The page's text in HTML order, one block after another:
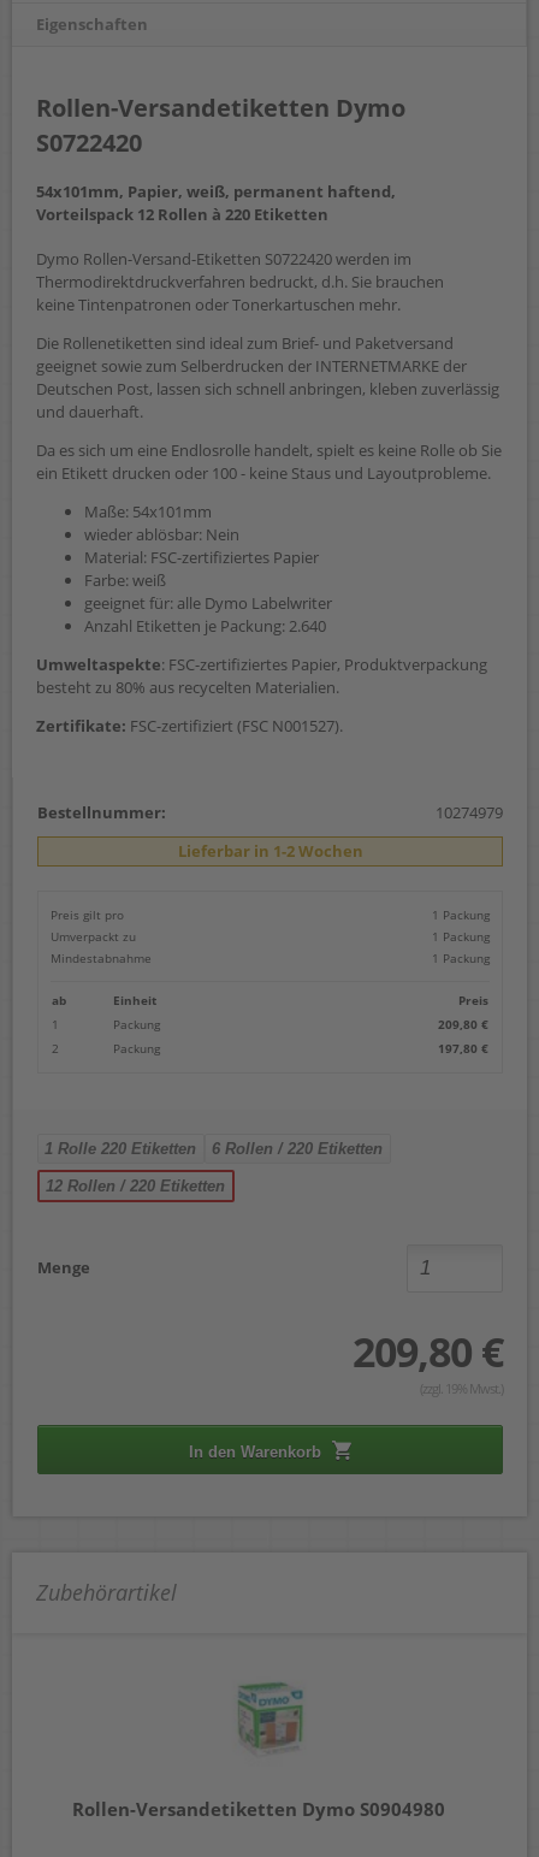
Eigenschaften
Rollen-Versandetiketten Dymo
S0722420
54x101mm, Papier, weiß, permanent haftend,
Vorteilspack 12 Rollen à 220 Etiketten
Dymo Rollen-Versand-Etiketten S0722420 werden im
Thermodirektdruckverfahren bedruckt, d.h. Sie brauchen
keine Tintenpatronen oder Tonerkartuschen mehr.
Die Rollenetiketten sind ideal zum Brief- und Paketversand
geeignet sowie zum Selberdrucken der INTERNETMARKE der
Deutschen Post, lassen sich schnell anbringen, kleben zuverlässig
und dauerhaft.
Da es sich um eine Endlosrolle handelt, spielt es keine Rolle ob Sie
ein Etikett drucken oder 100 - keine Staus und Layoutprobleme.
Maße: 54x101mm
wieder ablösbar: Nein
Material: FSC-zertifiziertes Papier
Farbe: weiß
geeignet für: alle Dymo Labelwriter
Anzahl Etiketten je Packung: 2.640
Umweltaspekte: FSC-zertifiziertes Papier, Produktverpackung
besteht zu 80% aus recycelten Materialien.
Zertifikate: FSC-zertifiziert (FSC N001527).
Bestellnummer:
10274979
Lieferbar in 1-2 Wochen
Preis gilt pro
1 Packung
Umverpackt zu
1 Packung
Mindestabnahme
1 Packung
ab Einheit
Preis
1
Packung
209,80 €
2
Packung 197,80 €
1 Rolle 220 Etiketten 6 Rollen / 220 Etiketten
12 Rollen / 220 Etiketten
Menge
209,80 €
(zzgl. 19% Mwst.)
In den Warenkorb
Zubehörartikel
Rollen-Versandetiketten Dymo S0904980